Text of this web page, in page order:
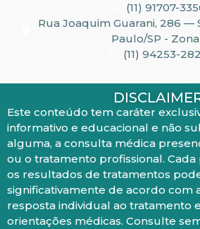
(11) 91707-
Rua Joaquim Guarani, 286 —
Paulo/SP -
(11) 94253-
Este conteúdo tem caráter
informativo e educacional e não
alguma, a consulta médica
ou o tratamento profissional. Cada
os resultados de tratamentos
significativamente de acordo com
resposta individual ao tratamento
orientações médicas. Consulte